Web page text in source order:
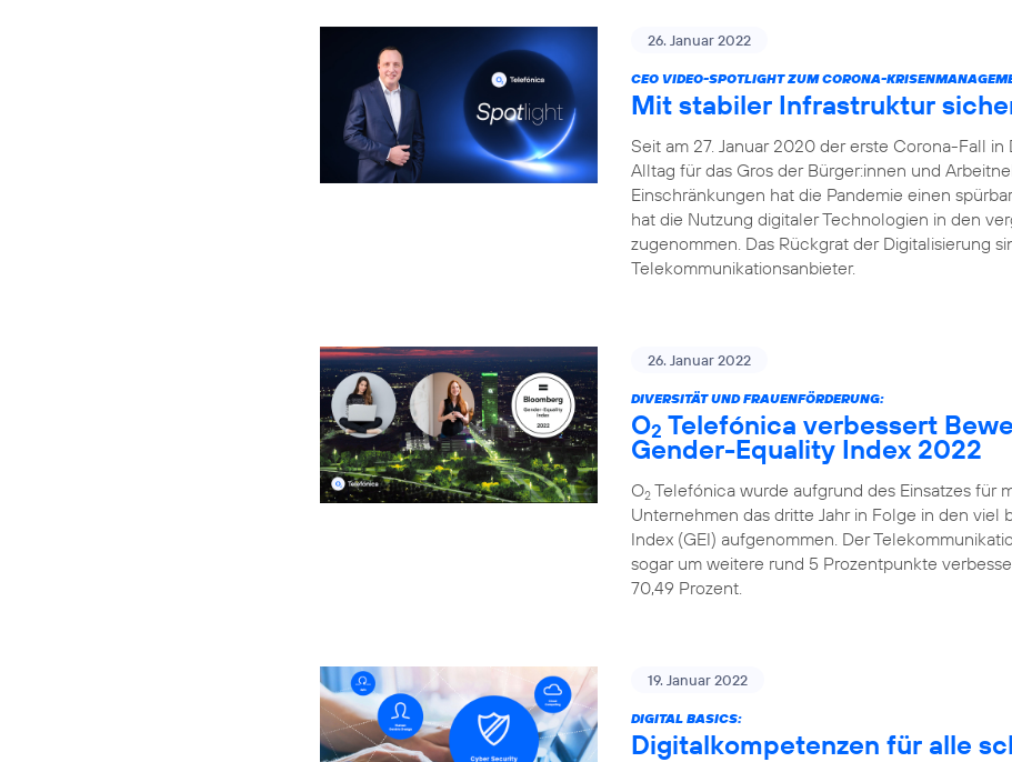
26. Januar 2022
CEO VIDEO-SPOTLIGHT ZUM CORONA-
Mit stabiler Infrastruktur
Seit am 27. Januar 2020 der erste Corona-Fall
Alltag für das Gros der Bürger:innen und
Einschränkungen hat die Pandemie einen
hat die Nutzung digitaler Technologien in den
zugenommen. Das Rückgrat der Digitalisierung
Telekommunikationsanbieter.
26. Januar 2022
DIVERSITÄT UND FRAUENFÖRDERUNG:
O2 Telefónica verbessert
Gender-Equality Index 2022
O2 Telefónica wurde aufgrund des Einsatzes für
Unternehmen das dritte Jahr in Folge in den
Index (GEI) aufgenommen. Der
sogar um weitere rund 5 Prozentpunkte
70,49 Prozent.
19. Januar 2022
DIGITAL BASICS:
Digitalkompetenzen für alle